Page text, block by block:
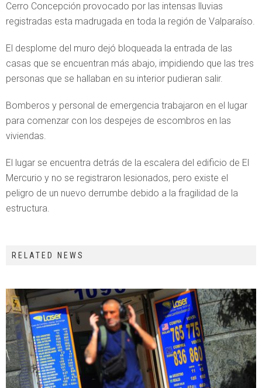
Cerro Concepción provocado por las intensas lluvias
registradas esta madrugada en toda la región de Valparaíso.
El desplome del muro dejó bloqueada la entrada de las
casas que se encuentran más abajo, impidiendo que las tres
personas que se hallaban en su interior pudieran salir.
Bomberos y personal de emergencia trabajaron en el lugar
para comenzar con los despejes de escombros en las
viviendas.
El lugar se encuentra detrás de la escalera del edificio de El
Mercurio y no se registraron lesionados, pero existe el
peligro de un nuevo derrumbe debido a la fragilidad de la
estructura.
RELATED NEWS